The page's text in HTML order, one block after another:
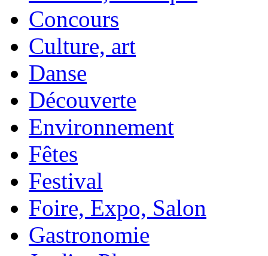
Concours
Culture, art
Danse
Découverte
Environnement
Fêtes
Festival
Foire, Expo, Salon
Gastronomie